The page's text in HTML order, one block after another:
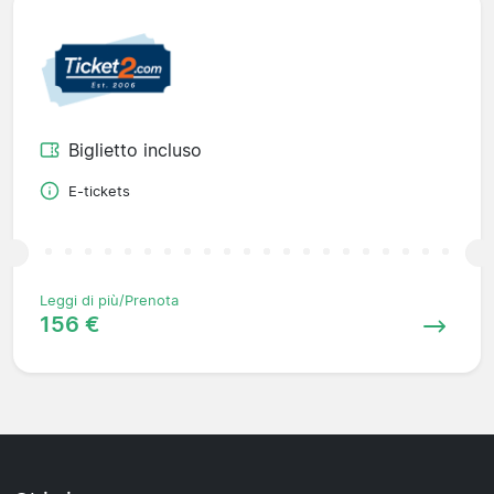
Biglietto incluso
E-tickets
Leggi di più/Prenota
156 €